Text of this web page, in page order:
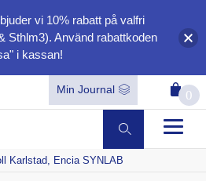
Min Journal 0
Karlstad, Encia SYNLAB
vi 10%rabatt på valfri
Sthlm3). Använd rabattkoden
i kassan!